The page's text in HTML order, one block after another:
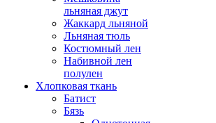
льняная джут
Жаккард льняной
Льняная тюль
Костюмный лен
Набивной лен
полулен
Хлопковая ткань
Батист
Бязь